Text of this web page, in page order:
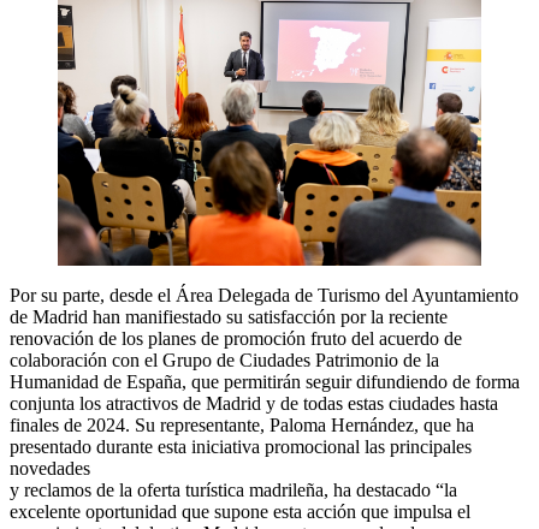
Por su parte, desde el Área Delegada de Turismo del Ayuntamiento
de Madrid han manifiestado su satisfacción por la reciente
renovación de los planes de promoción fruto del acuerdo de
colaboración con el Grupo de Ciudades Patrimonio de la
Humanidad de España, que permitirán seguir difundiendo de forma
conjunta los atractivos de Madrid y de todas estas ciudades hasta
finales de 2024. Su representante, Paloma Hernández, que ha
presentado durante esta iniciativa promocional las principales
novedades
y reclamos de la oferta turística madrileña, ha destacado “la
excelente oportunidad que supone esta acción que impulsa el